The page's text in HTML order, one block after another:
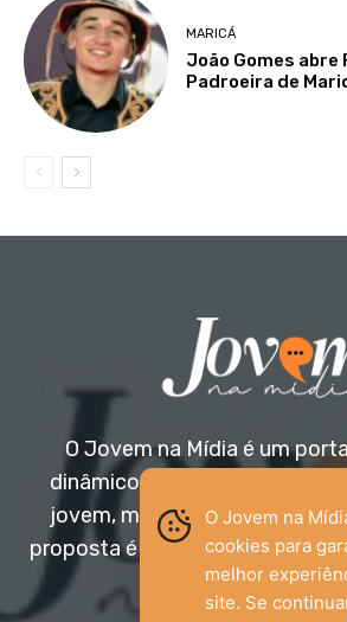
MARICÁ
João Gomes abre
Padroeira de
O Jovem na Mídia é um
dinâmico e acessível, voltado
jovem, mas aberto a todas as
proposta é trazer informação
olhar
O Jovem na
cookies para
melhor
site. Se